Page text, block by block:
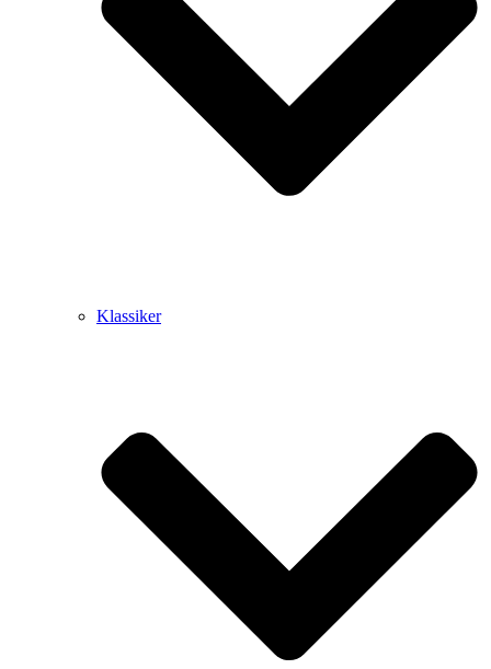
Klassiker